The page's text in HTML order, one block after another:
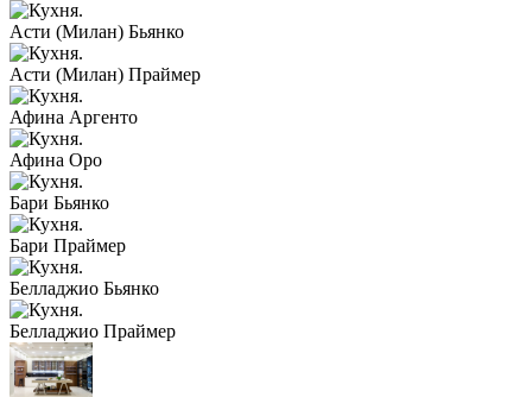
Асти (Милан) Бьянко
Асти (Милан) Праймер
Афина Аргенто
Афина Оро
Бари Бьянко
Бари Праймер
Белладжио Бьянко
Белладжио Праймер